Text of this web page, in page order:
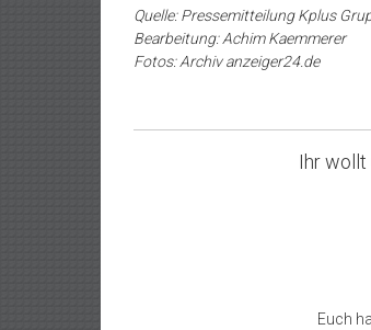
Quelle: Pressemitteilung Kplus
Bearbeitung: Achim Kaemmerer
Fotos: Archiv anzeiger24.de
Ihr wollt
Euch